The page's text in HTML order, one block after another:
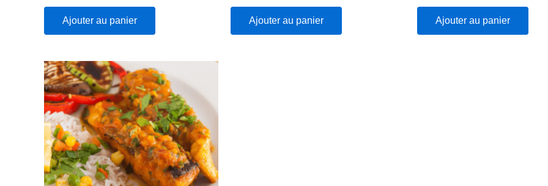
Ajouter au panier Ajouter au panier Ajouter au panier